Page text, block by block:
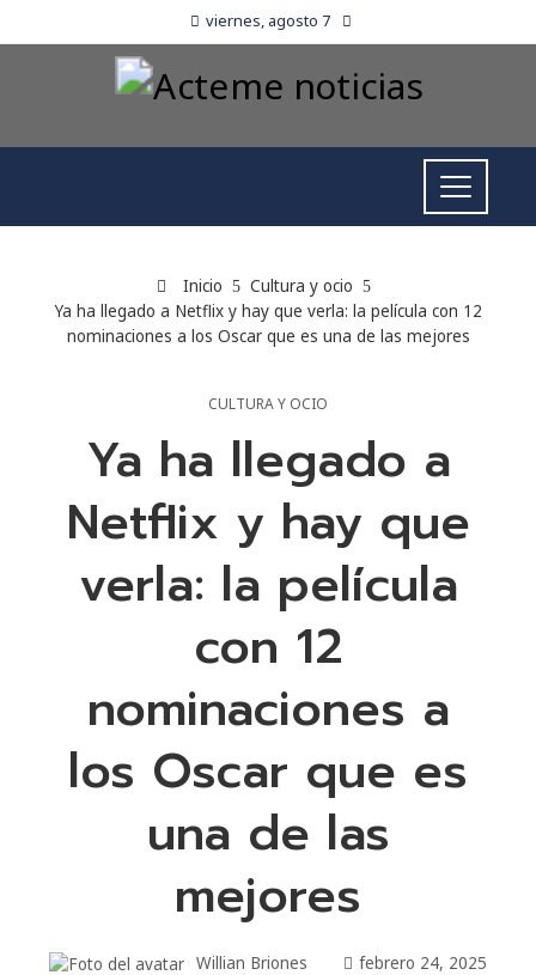
viernes, agosto 7
Inicio
Cultura y ocio
Ya ha llegado a Netflix y hay que verla: la película con 12
nominaciones a los Oscar que es una de las mejores
CULTURA Y OCIO
Ya ha llegado a
Netflix y hay que
verla: la película
con 12
nominaciones a
los Oscar que es
una de las
mejores
Willian Briones febrero 24, 2025